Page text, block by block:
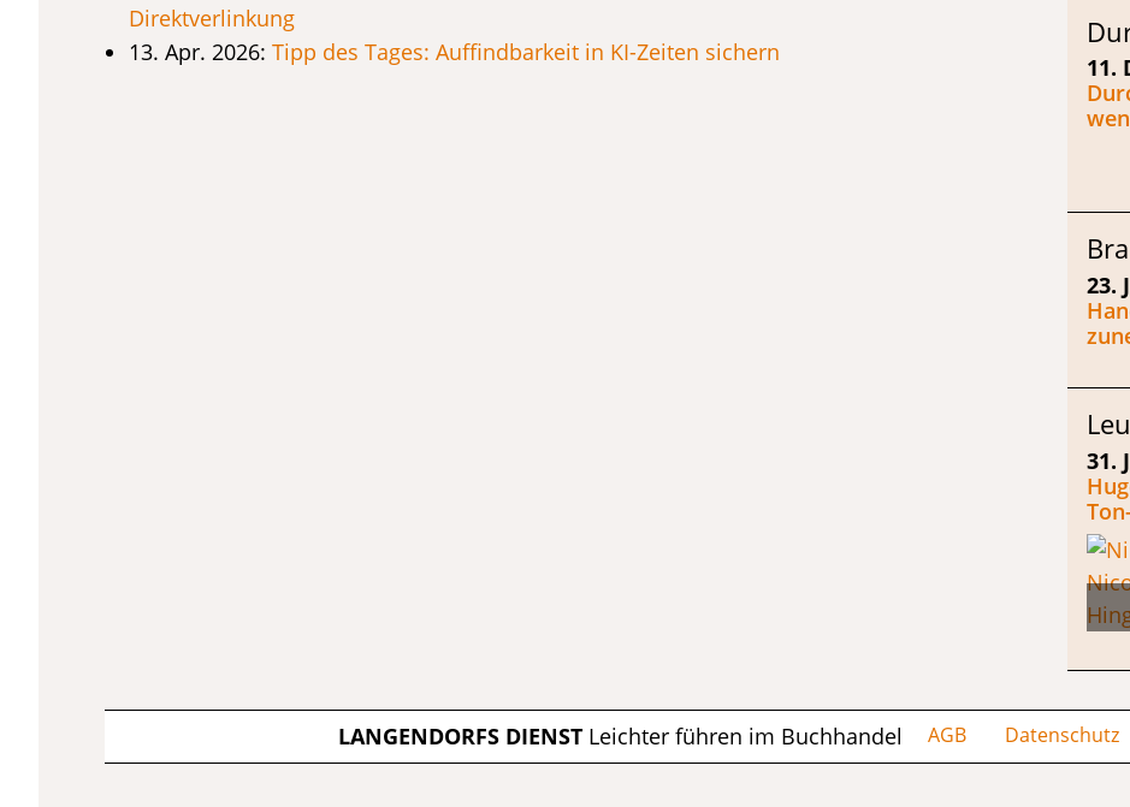
Direktverlinkung
13. Apr. 2026: Tipp des Tages: Auffindbarkeit in KI-Zeiten sichern
11.
23.
31.
LANGENDORFS DIENSTLeichter führen im Buchhandel AGB Datenschutz